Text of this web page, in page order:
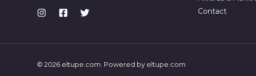
Contact
© 2026 eltupe.com. Powered by eltupe.com